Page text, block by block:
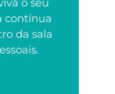
contínua
da sala